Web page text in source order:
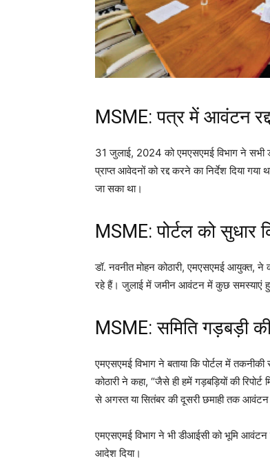
MSME: पत्र में आवंटन
31 जुलाई, 2024 को एमएसएमई विभाग ने सभी
प्राप्त आवेदनों को रद्द करने का निर्देश दिया
जा सका था।
MSME: पोर्टल को सुधार
डॉ. नवनीत मोहन कोठारी, एमएसएमई आयुक्त, ने
रहे हैं। जुलाई में जमीन आवंटन में कुछ समस्याएं
MSME: समिति गड़बड़ी
एमएसएमई विभाग ने बताया कि पोर्टल में
कोठारी ने कहा, “जैसे ही हमें गड़बड़ियों की
से अगस्त या सितंबर की दूसरी छमाही तक
एमएसएमई विभाग ने भी डीआईसी को भूमि आवंटन
आदेश दिया।